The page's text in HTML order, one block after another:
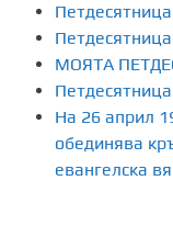
н
е
н
МОЯТА
На 26 април
обединява
евангелска